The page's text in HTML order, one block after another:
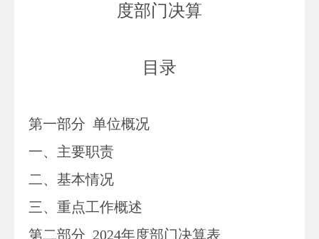
度部门决算
目录
第一部分 单位概况
一、主要职责
二、 基本情况
三、重点工作概述
第二部分 2024年度部门决算表